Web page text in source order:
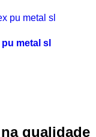
metal sl
qualidade